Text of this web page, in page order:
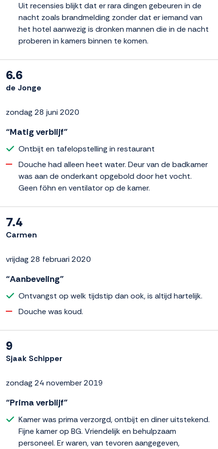
Uit recensies blijkt dat er rara dingen gebeuren in de
nacht zoals brandmelding zonder dat er iemand van
het hotel aanwezig is dronken mannen die in de nacht
proberen in kamers binnen te komen.
6.6
de Jonge
zondag 28 juni 2020
“Matig verblijf”
Ontbijt en tafelopstelling in restaurant
Douche had alleen heet water. Deur van de badkamer
was aan de onderkant opgebold door het vocht.
Geen föhn en ventilator op de kamer.
7.4
Carmen
vrijdag 28 februari 2020
“Aanbeveling”
Ontvangst op welk tijdstip dan ook, is altijd hartelijk.
Douche was koud.
9
Sjaak Schipper
zondag 24 november 2019
“Prima verblijf”
Kamer was prima verzorgd, ontbijt en diner uitstekend.
Fijne kamer op BG. Vriendelijk en behulpzaam
personeel. Er waren, van tevoren aangegeven,